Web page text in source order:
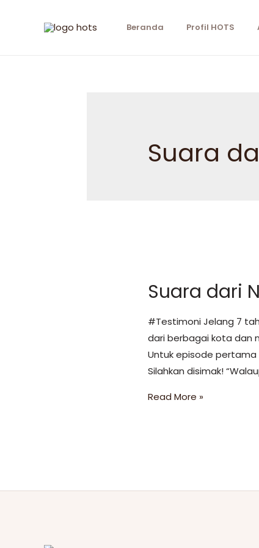
Beranda Profil HOTS
Suara
Suara dari
#Testimoni Jelang 7
dari berbagai kota dan
Untuk episode pertama
Silahkan disimak!
Read More »